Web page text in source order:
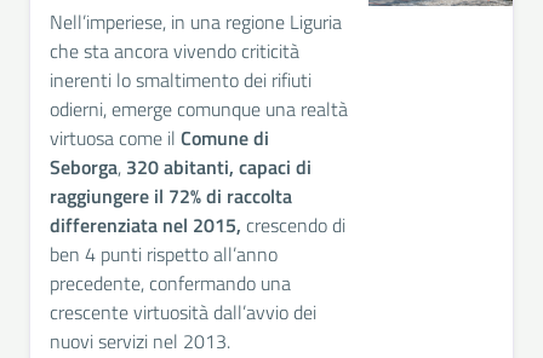
Nell’imperiese, in una regione Liguria
che sta ancora vivendo criticità
inerenti lo smaltimento dei rifiuti
odierni, emerge comunque una realtà
virtuosa come il Comune di
Seborga, 320 abitanti, capaci di
raggiungere il 72% di raccolta
differenziata nel 2015, crescendo di
ben 4 punti rispetto all’anno
precedente, confermando una
crescente virtuosità dall’avvio dei
nuovi servizi nel 2013.